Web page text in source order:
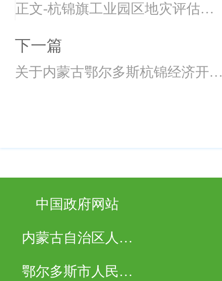
正文-杭锦旗工业园区地灾评估报
下一篇
关于内蒙古鄂尔多斯杭锦经济开
中国政府网站
内蒙古自治区人民
鄂尔多斯市人民政